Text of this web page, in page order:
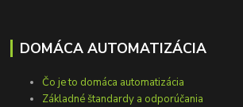
DOMÁCA AUTOMATIZÁCIA
Čo je to domáca automatizácia
Základné štandardy a odporúčania